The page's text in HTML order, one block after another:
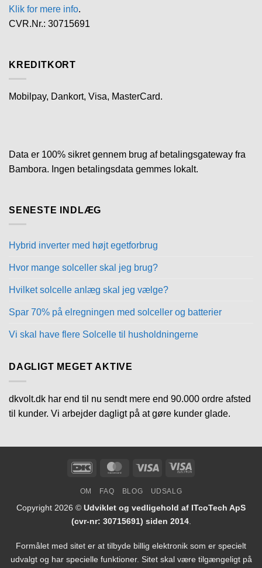
Klik for mere info.
CVR.Nr.: 30715691
KREDITKORT
Mobilpay, Dankort, Visa, MasterCard.
Data er 100% sikret gennem brug af betalingsgateway fra
Bambora. Ingen betalingsdata gemmes lokalt.
SENESTE INDLÆG
Hybrid inverter med højt egetforbrug
Hvor mange solceller skal jeg brug?
Hvilket solcelle anlæg skal jeg vælge?
Spar 70% på elregningen med solceller og batterier
Vi skal have flere Solcelle til husholdningerne
DAGLIGT MEGET AKTIVE
dkvolt.dk har end til nu sendt mere end 90.000 ordre afsted
til kunder. Vi arbejder dagligt på at gøre kunder glade.
DanKort MasterCardVisa
Visa
OM FAQ BLOG UDSALG
Copyright 2026 © Udviklet og vedligehold af ITcoTech ApS
(cvr-nr: 30715691) siden 2014.
Formålet med sitet er at tilbyde billig elektronik som er specielt
udvalgt og har specielle funktioner. Sitet skal være tilgængeligt på